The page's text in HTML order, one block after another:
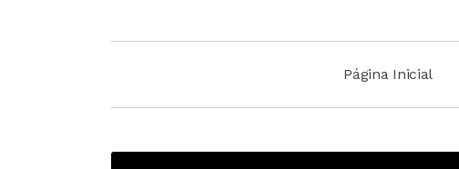
Página Inicial